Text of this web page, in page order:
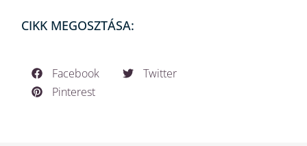
CIKK MEGOSZTÁSA:
Facebook
Twitter
Pinterest